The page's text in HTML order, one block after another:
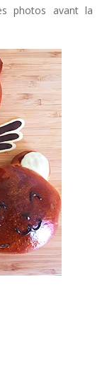
photos avant la